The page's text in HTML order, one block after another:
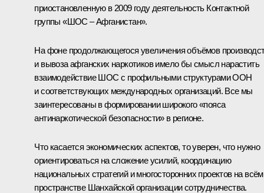
приостановленную в 2009 году деятельность Контактной
группы «ШОС – Афганистан».
На фоне продолжающегося увеличения объёмов
и вывоза афганских наркотиков имело бы смысл нарастить
взаимодействие ШОС с профильными структурами ООН
и соответствующих международных организаций. Все мы
заинтересованы в формировании широкого «пояса
антинаркотической безопасности» в регионе.
Что касается экономических аспектов, то уверен, что нужно
ориентироваться на сложение усилий, координацию
национальных стратегий и многосторонних проектов на всём
пространстве Шанхайской организации сотрудничества.